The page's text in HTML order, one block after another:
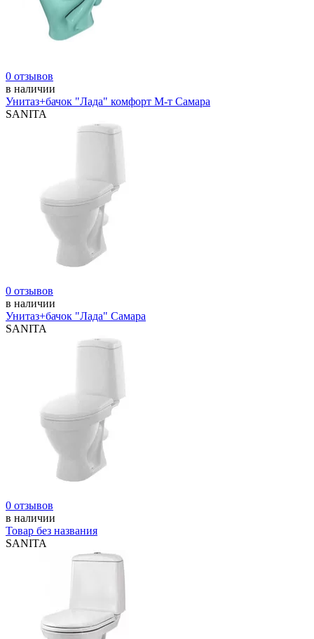
0 отзывов
в наличии
Унитаз+бачок "Лада" комфорт М-т Самара
SANITA
0 отзывов
в наличии
Унитаз+бачок "Лада" Самара
SANITA
0 отзывов
в наличии
Товар без названия
SANITA